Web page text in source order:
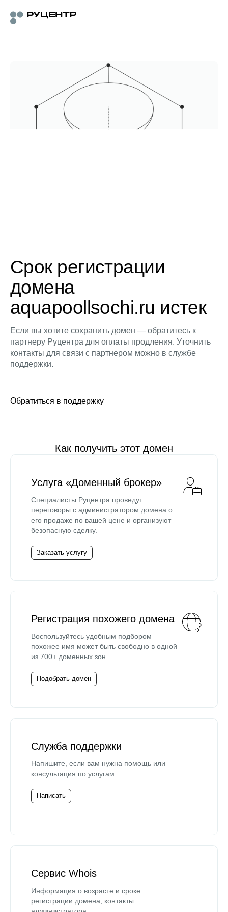
Срок регистрации
домена
aquapoollsochi.ru истек
Если вы хотите сохранить домен — обратитесь к
партнеру Руцентра для оплаты продления. Уточнить
контакты для связи с партнером можно в службе
поддержки.
Обратиться в поддержку
Как получить этот домен
Услуга «Доменный брокер»
Специалисты Руцентра проведут
переговоры с администратором домена о
его продаже по вашей цене и организуют
безопасную сделку.
Заказать услугу
Регистрация похожего домена
Воспользуйтесь удобным подбором —
похожее имя может быть свободно в одной
из 700+ доменных зон.
Подобрать домен
Служба поддержки
Напишите, если вам нужна помощь или
консультация по услугам.
Написать
Сервис Whois
Информация о возрасте и сроке
регистрации домена, контакты